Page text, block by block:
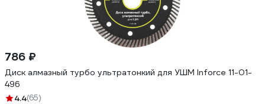
786 ₽
Диск алмазный турбо ультратонкий для УШМ Inforce 11-01-
496
4.4(65)